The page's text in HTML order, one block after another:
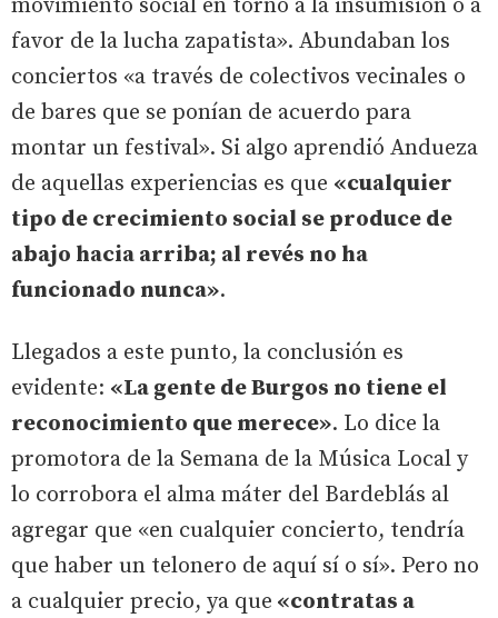
movimiento social en torno a la insumisión o a
favor de la lucha zapatista». Abundaban los
conciertos «a través de colectivos vecinales o
de bares que se ponían de acuerdo para
montar un festival». Si algo aprendió Andueza
de aquellas experiencias es que «cualquier
tipo de crecimiento social se produce de
abajo hacia arriba; al revés no ha
funcionado nunca».
Llegados a este punto, la conclusión es
evidente: «La gente de Burgos no tiene el
reconocimiento que merece». Lo dice la
promotora de la Semana de la Música Local y
lo corrobora el alma máter del Bardeblás al
agregar que «en cualquier concierto, tendría
que haber un telonero de aquí sí o sí». Pero no
a cualquier precio, ya que «contratas a